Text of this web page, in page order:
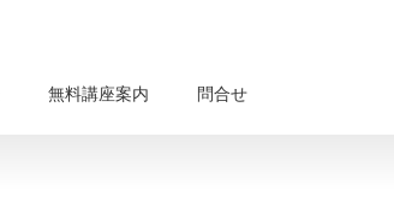
無料講座案内 問合せ